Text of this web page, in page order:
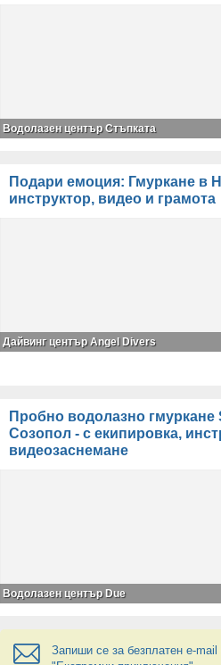
Водолазен център Стъпката
Подари емоция: Гмуркане в
инструктор, видео и грамота
Дайвинг център Angel Divers
Пробно водолазно гмуркане
Созопол - с екипировка,
видеозаснемане
Водолазен център Due
Запиши се за безплатен e-